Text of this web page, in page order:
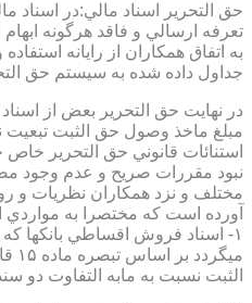
حق التحرير اسناد مالي:در اسناد
تعرفه ارسالي و فاقد هرگونه
به اتفاق همكاران از رايانه
جداول داده شده به سيستم حق
در نهايت حق التحرير بعض از
مبلغ ماخذ وصول حق الثبت تبعيت
استنائات قانوني حق التحرير
نبود مقررات صريح و عدم وجود
مختلف و نزد همكاران نظريات و
آورده است كه مختصرا به مواردي
۱- اسناد فروش اقساطي بانكها
الثبت نسبت به مابه التفاوت دو